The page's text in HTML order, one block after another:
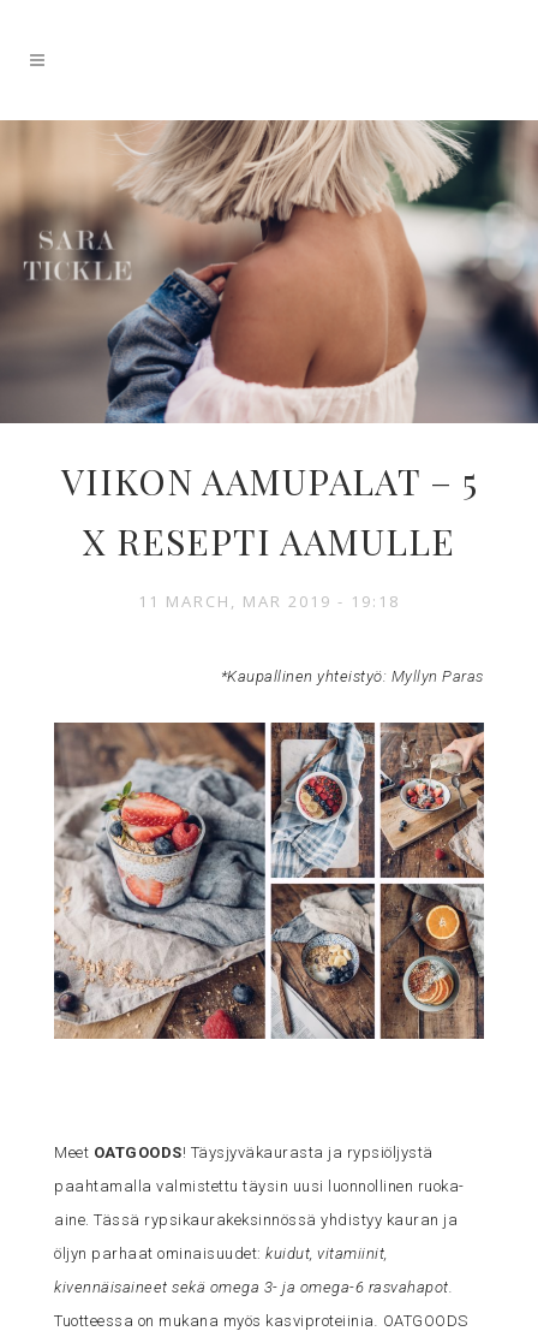
VIIKON AAMUPALAT – 5
X RESEPTI AAMULLE
11 MARCH, MAR 2019 - 19:18
*Kaupallinen yhteistyö: Myllyn Paras
Meet OATGOODS! Täysjyväkaurasta ja rypsiöljystä
paahtamalla valmistettu täysin uusi luonnollinen ruoka-
aine. Tässä rypsikaurakeksinnössä yhdistyy kauran ja
öljyn parhaat ominaisuudet:kuidut, vitamiinit,
kivennäisaineet sekä omega 3- ja omega-6 rasvahapot.
Tuotteessa on mukana myös kasviproteiinia
OATGOODS